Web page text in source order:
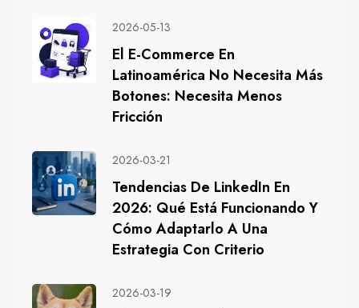
2026-05-13
El E-Commerce En
Latinoamérica No Necesita Más
Botones: Necesita Menos
Fricción
2026-03-21
Tendencias De LinkedIn En
2026: Qué Está Funcionando Y
Cómo Adaptarlo A Una
Estrategia Con Criterio
2026-03-19